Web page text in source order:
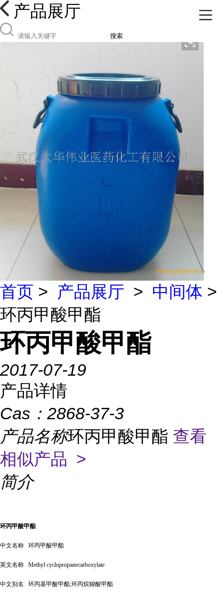
产品展厅
搜索
首页 > 产品展厅 > 中间体 >
环丙甲酸甲酯
环丙甲酸甲酯
2017-07-19
产品详情
Cas： 2868-37-3
产品名称环丙甲酸甲酯 查看
相似产品 >
简介
环丙甲酸甲酯
中文名称 环丙甲酸甲酯
英文名称 Methyl cyclopropanecarboxylate
中文别名 环丙基甲酸甲酯;环丙烷羧酸甲酯